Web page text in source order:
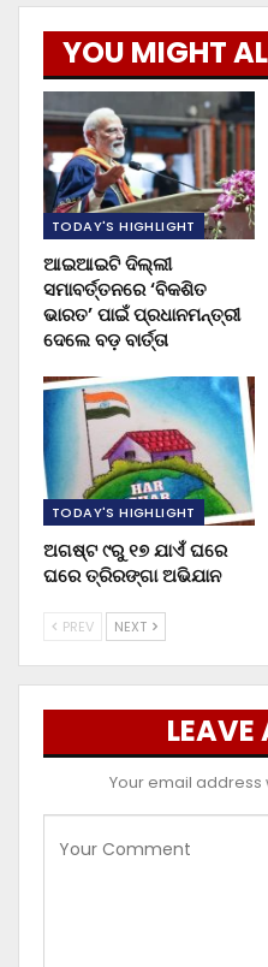
YOU MIGHT
TODAY'S HIGHLIGHT
ଆଇଆଇଟି ଦିଲ୍ଲୀ
ସମାବର୍ତ୍ତନରେ ‘ବିକଶିତ
ଭାରତ’ ପାଇଁ ପ୍ରଧାନମନ୍ତ୍ରୀ
ଦେଲେ ବଡ଼ ବାର୍ତ୍ତା
TODAY'S HIGHLIGHT
ଅଗଷ୍ଟ ୯ରୁ ୧୭ ଯାଏଁ ଘରେ
ଘରେ ତ୍ରିରଙ୍ଗା ଅଭିଯାନ
PREV NEXT
LEAVE
Your email address